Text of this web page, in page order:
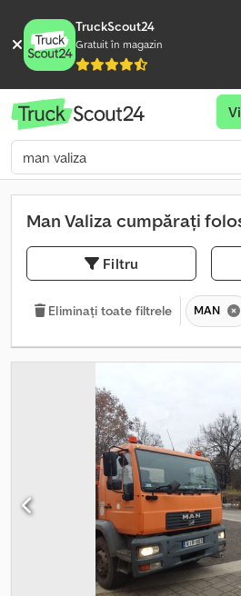
TruckScout24
Gratuit în magazin
Man Valiza cumpărați
Filtru
Eliminați toate filtrele MAN